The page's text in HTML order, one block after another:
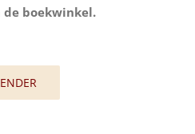
boekwinkel.